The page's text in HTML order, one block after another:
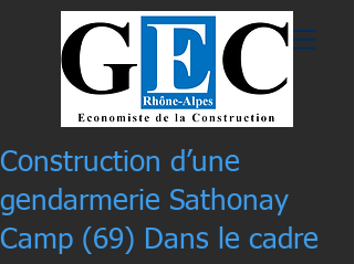
Construction d’une
gendarmerie Sathonay
Camp (69) Dans le cadre